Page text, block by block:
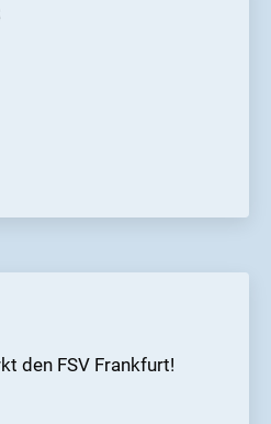
den FSV Frankfurt!